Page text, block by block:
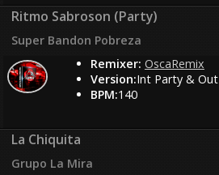
Ritmo Sabroson (Party)
Super Bandon Pobreza
Remixer: OscaRemix
Version:Int Party & Out
BPM:140
La Chiquita
Grupo La Mira